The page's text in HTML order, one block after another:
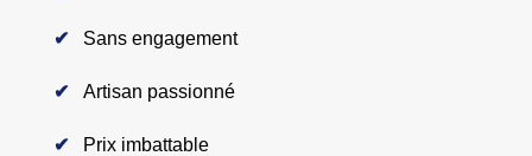
Sans engagement
Artisan passionné
Prix imbattable